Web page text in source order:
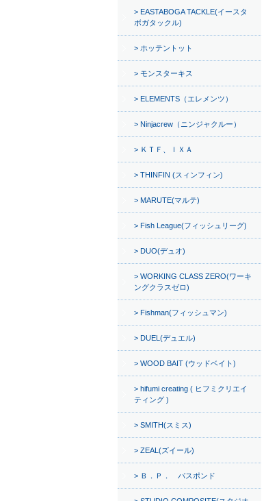
EASTABOGA TACKLE(イースタ
ボガタックル)
ホッテントット
モンスターキス
ELEMENTS（エレメンツ）
Ninjacrew（ニンジャクルー）
ＫＴＦ、ＩＸＡ
THINFIN (スィンフィン)
MARUTE(マルテ)
Fish League(フィッシュリーグ)
DUO(デュオ)
WORKING CLASS ZERO(ワーキ
ングクラスゼロ)
Fishman(フィッシュマン)
DUEL(デュエル)
WOOD BAIT (ウッドベイト)
hifumi creating ( ヒフミクリエイ
ティング )
SMITH(スミス)
ZEAL(ズイール)
Ｂ．Ｐ． バスポンド